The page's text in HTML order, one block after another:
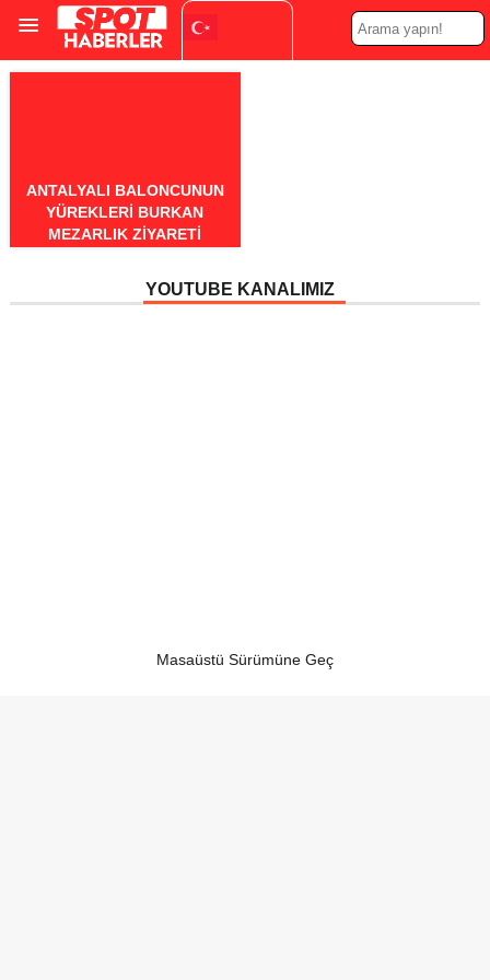
Turkish
ANTALYALI BALONCUNUN
YÜREKLERI BURKAN
MEZARLIK ZIYARETI
YOUTUBE KANALIMIZ
Masaüstü Sürümüne Geç